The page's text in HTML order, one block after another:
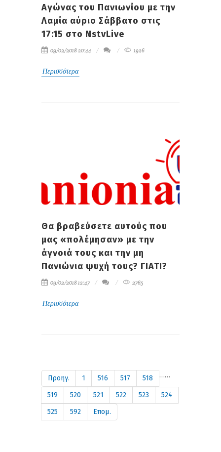
Αγώνας του Πανιωνίου με την
Λαμία αύριο Σάββατο στις
17:15 στο NstvLive
09/02/2018 20:44 1926
Περισσότερα
Θα βραβεύσετε αυτούς που
μας «πολέμησαν» με την
άγνοιά τους και την μη
Πανιώνια ψυχή τους? ΓΙΑΤΙ?
09/02/2018 12:47 2765
Περισσότερα
Προηγ. 1 …
516 517
518
519
520 521 522 523
524
525
…
592 Επομ.